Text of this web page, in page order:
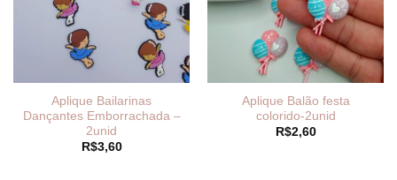
Aplique Bailarinas
Dançantes Emborrachada –
2unid
R$3,60
Aplique Balão festa
colorido-2unid
R$2,60